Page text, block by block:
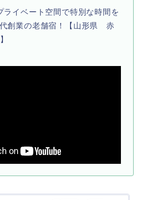
ライベート空間で特別な時間を
創業の老舗宿！【山形県 赤